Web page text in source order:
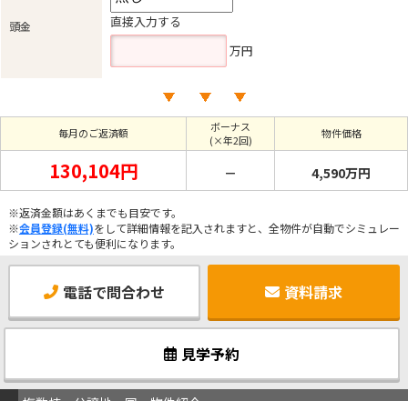
頭金
直接入力する
万円
毎月のご返済額
ボーナス
(×年2回)
物件価格
130,104円 － 4,590万円
※返済金額はあくまでも目安です。
※会員登録(無料)をして詳細情報を記入されますと、全物件が自動でシミュレー
ションされとても便利になります。
電話で問合わせ 資料請求
見学予約